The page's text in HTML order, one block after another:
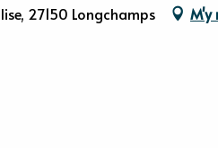
27150 Longchamps M'y